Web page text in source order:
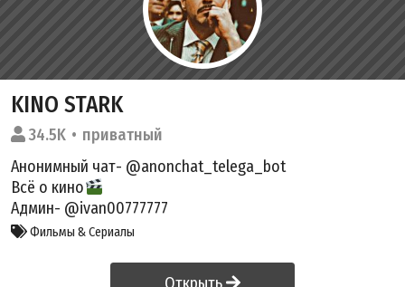
KINO STARK
34.5K
приватный
Анонимный чат- @anonchat_telega_bot
Всё о кино
Админ- @ivan00777777
Фильмы & Сериалы